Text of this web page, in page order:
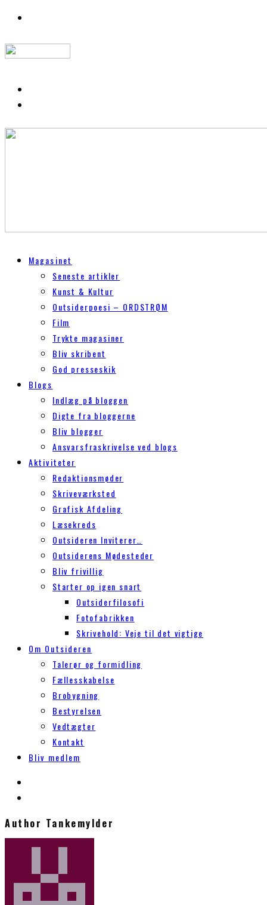
Magasinet
Seneste artikler
Kunst & Kultur
Outsiderpoesi – ORDSTRØM
Film
Trykte magasiner
Bliv skribent
God presseskik
Blogs
Indlæg på bloggen
Digte fra bloggerne
Bliv blogger
Ansvarsfraskrivelse ved blogs
Aktiviteter
Redaktionsmøder
Skriveværksted
Grafisk Afdeling
Læsekreds
Outsideren Inviterer…
Outsiderens Mødesteder
Bliv frivillig
Starter op igen snart
Outsiderfilosofi
Fotofabrikken
Skrivehold: Veje til det vigtige
Om Outsideren
Talerør og formidling
Fællesskabelse
Brobygning
Bestyrelsen
Vedtægter
Kontakt
Bliv medlem
Author Tankemylder